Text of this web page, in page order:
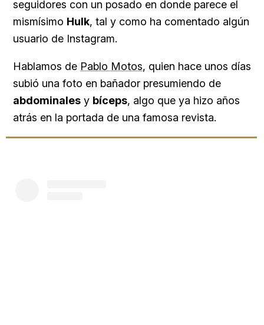
seguidores con un posado en donde parece el
mismísimo Hulk, tal y como ha comentado algún
usuario de Instagram.
Hablamos de Pablo Motos, quien hace unos días
subió una foto en bañador presumiendo de
abdominales y bíceps, algo que ya hizo años
atrás en la portada de una famosa revista.